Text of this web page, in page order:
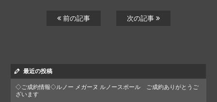
前の記事 次の記事
最近の投稿
◇ご成約情報◇ルノー メガーヌ ルノースポール ご成約ありがとうご
ざいます